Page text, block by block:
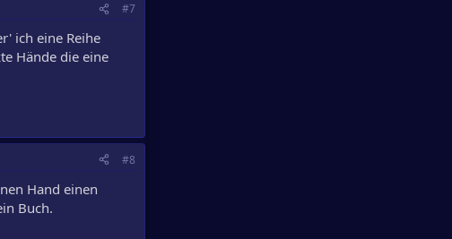
#7
ich eine Reihe
Hände die eine
#8
Hand einen
Buch.